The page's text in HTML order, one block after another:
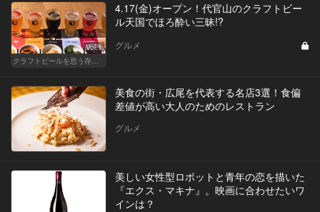
Vol.1
クラフトビールを思う存分レッツ飲み比べ！
4.17(金)オープン！代官山のクラフトビー
ル天国でほろ酔い三昧!?
グルメ
美食の街・広尾を代表する名店3選！食偏
差値が高い大人のためのレストラン
グルメ
美しい女性型ロボットと青年の恋を描いた
『エクス・マキナ』。映画に合わせたいワ
インは？